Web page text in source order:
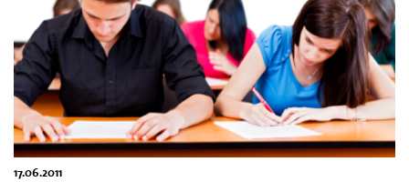
17.06.2011